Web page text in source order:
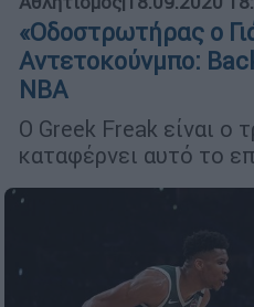
«Οδοστρωτήρας ο
Αντετοκούνμπο:
NBA
Ο Greek Freak είναι ο
καταφέρνει αυτό το